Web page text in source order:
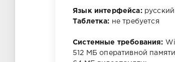
Язык интерфейса:
Таблетка: не требуется
Системные требования:
512 MБ оперативной